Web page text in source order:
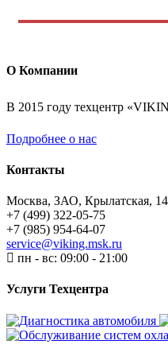
О Компании
В 2015 году техцентр
Подробнее о нас
Контакты
Москва, ЗАО, Крылатская, 14
+7 (499) 322-05-75
+7 (985) 954-64-07
service@viking.msk.ru
пн - вс: 09:00 - 21:00
Услуги Техцентра